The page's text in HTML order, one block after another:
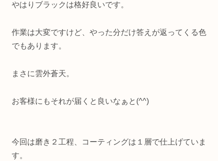
やはりブラックは格好良いです。
作業は大変ですけど、やった分だけ答えが返ってくる色
でもあります。
まさに雲外蒼天。
お客様にもそれが届くと良いなぁと(^^)
今回は磨き２工程、コーティングは１層で仕上げていま
す。